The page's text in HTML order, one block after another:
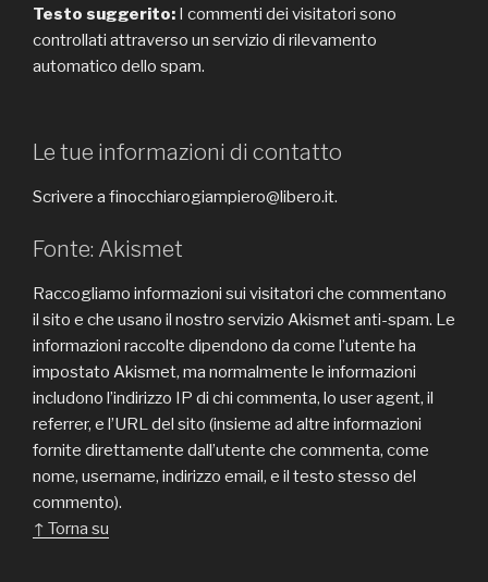
Testo suggerito:
I commenti dei visitatori sono
controllati attraverso un servizio di rilevamento
automatico dello spam.
Le tue informazioni di contatto
Scrivere a finocchiarogiampiero@libero.it.
Fonte: Akismet
Raccogliamo informazioni sui visitatori che commentano
il sito e che usano il nostro servizio Akismet anti-spam. Le
informazioni raccolte dipendono da come l’utente ha
impostato Akismet, ma normalmente le informazioni
includono l’indirizzo IP di chi commenta, lo user agent, il
referrer, e l’URL del sito (insieme ad altre informazioni
fornite direttamente dall’utente che commenta, come
nome, username, indirizzo email, e il testo stesso del
commento).
↑ Torna su